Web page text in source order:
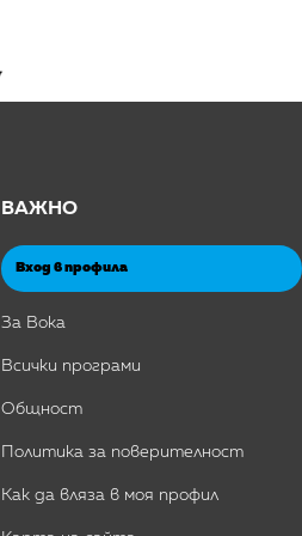
ВАЖНО
Вход в профила
За Вока
Всички програми
Общност
Политика за поверителност
Как да вляза в моя профил